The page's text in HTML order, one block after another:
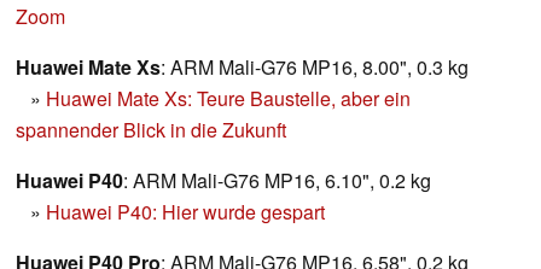
Zoom
Huawei Mate Xs: ARM Mali-G76 MP16, 8.00", 0.3 kg
» Huawei Mate Xs: Teure Baustelle, aber ein
spannender Blick in die Zukunft
Huawei P40: ARM Mali-G76 MP16, 6.10", 0.2 kg
» Huawei P40: Hier wurde gespart
Huawei P40 Pro: ARM Mali-G76 MP16, 6.58", 0.2 kg